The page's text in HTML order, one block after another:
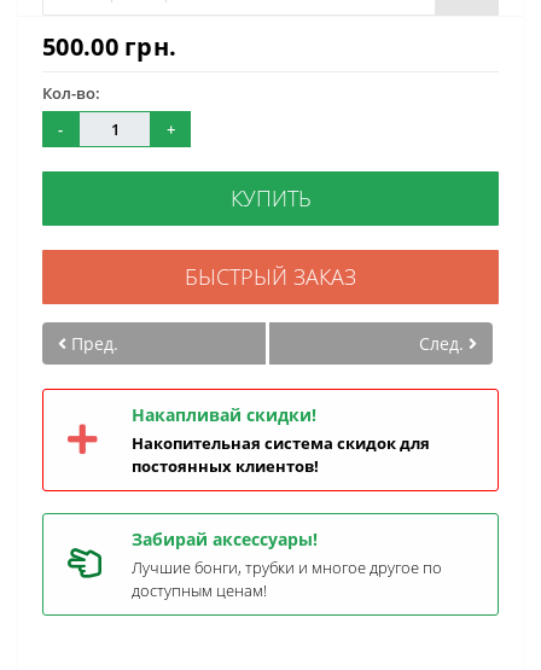
500.00 грн.
Кол-во:
-
+
КУПИТЬ
БЫСТРЫЙ ЗАКАЗ
Пред. След.
Накапливай скидки!
Накопительная система скидок для
постоянных клиентов!
Забирай аксессуары!
Лучшие бонги, трубки и многое другое по
доступным ценам!